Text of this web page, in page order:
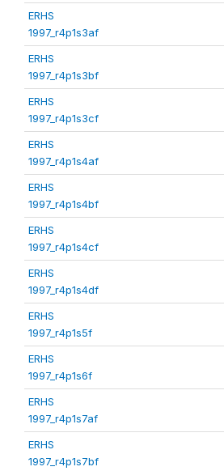
ERHS
1997_r4p1s3af
ERHS
1997_r4p1s3bf
ERHS
1997_r4p1s3cf
ERHS
1997_r4p1s4af
ERHS
1997_r4p1s4bf
ERHS
1997_r4p1s4cf
ERHS
1997_r4p1s4df
ERHS
1997_r4p1s5f
ERHS
1997_r4p1s6f
ERHS
1997_r4p1s7af
ERHS
1997_r4p1s7bf